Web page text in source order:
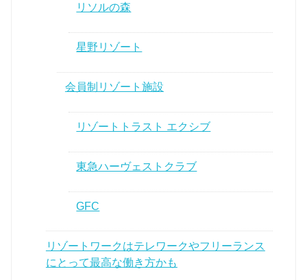
リソルの森
星野リゾート
会員制リゾート施設
リゾートトラスト エクシブ
東急ハーヴェストクラブ
GFC
リゾートワークはテレワークやフリーランス
にとって最高な働き方かも